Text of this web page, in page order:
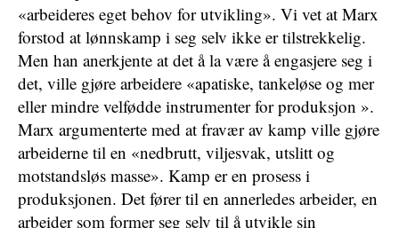
«arbeideres eget behov for utvikling». Vi vet at Marx
forstod at lønnskamp i seg selv ikke er tilstrekkelig.
Men han anerkjente at det å la være å engasjere seg i
det, ville gjøre arbeidere «apatiske, tankeløse og mer
eller mindre velfødde instrumenter for produksjon ».
Marx argumenterte med at fravær av kamp ville gjøre
arbeiderne til en «nedbrutt, viljesvak, utslitt og
motstandsløs masse». Kamp er en prosess i
produksjonen. Det fører til en annerledes arbeider, en
arbeider som former seg selv til å utvikle sin